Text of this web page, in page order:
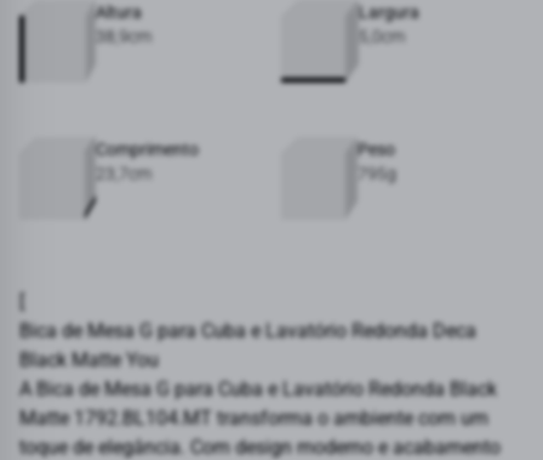
Altura
38,9cm
Largura
5,0cm
Comprimento
23,7cm
Peso
795g
Bica de Mesa G para Cuba e Lavatório Redonda Deca
Black Matte You
A Bica de Mesa G para Cuba e Lavatório Redonda Black
Matte 1792.BL104.MT transforma o ambiente com um
toque de elegância. Com design moderno e acabamento